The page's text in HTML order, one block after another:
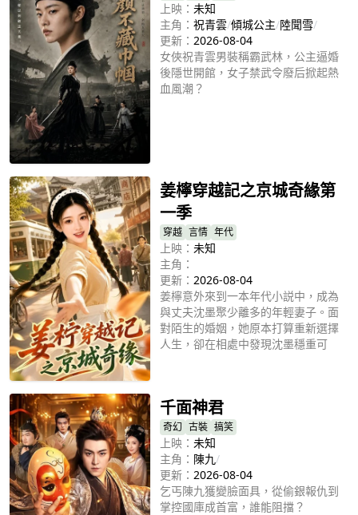
上映： 未知
主角： 祝青雲/傾城公主/陸聞雪/
更新： 2026-08-04
女俠祝青雲男裝稱霸武林，公主逼婚
後隱世開館，女子禁武令廢后掀起熱
血風潮？
姜檸穿越記之京城奇緣第
一季
穿越 言情 年代
上映： 未知
主角：
更新： 2026-08-04
姜檸意外來到一本年代小説中，成為
與丈夫沈墨聚少離多的年輕妻子。面
對陌生的婚姻，她原本打算重新選擇
人生，卻在相處中發現沈墨穩重可
人，在生活歷練中找到自身價值，最
終與沈墨攜手成長，建立起温暖幸福
的家庭。
千面神君
奇幻 古裝 搞笑
上映： 未知
主角： 陳九/
更新： 2026-08-04
乞丐陳九獲變臉面具，從偷銀報仇到
掌控國庫成首富，誰能阻擋？